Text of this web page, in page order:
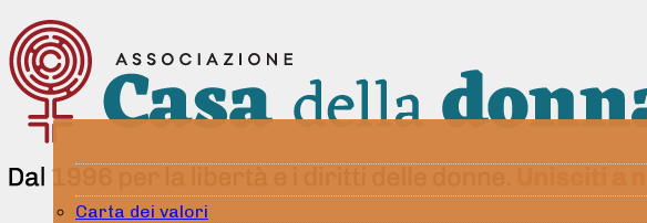
Carta dei valori